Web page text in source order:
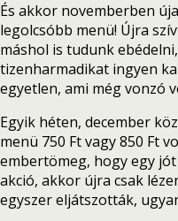
És akkor novemberben
legolcsóbb menü! Újra
máshol is tudunk
tizenharmadikat ingyen
egyetlen, ami még vonzó
Egyik héten, december
menü 750 Ft vagy 850 Ft
embertömeg, hogy egy
akció, akkor újra csak
egyszer eljátszották,